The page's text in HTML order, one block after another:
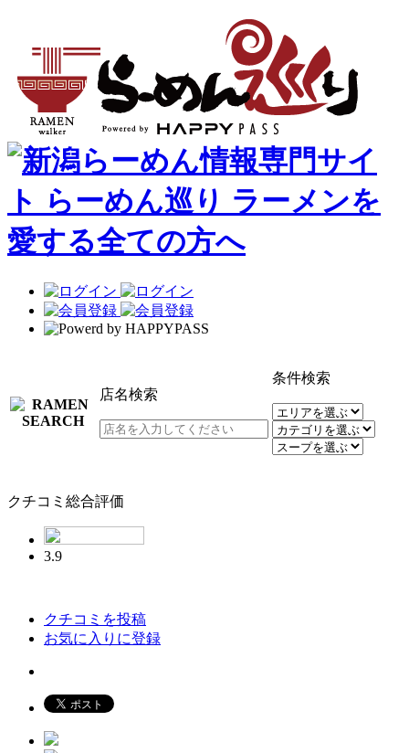
店名検索
条件検索
クチコミ総合評価
3.9
クチコミを投稿
お気に入りに登録